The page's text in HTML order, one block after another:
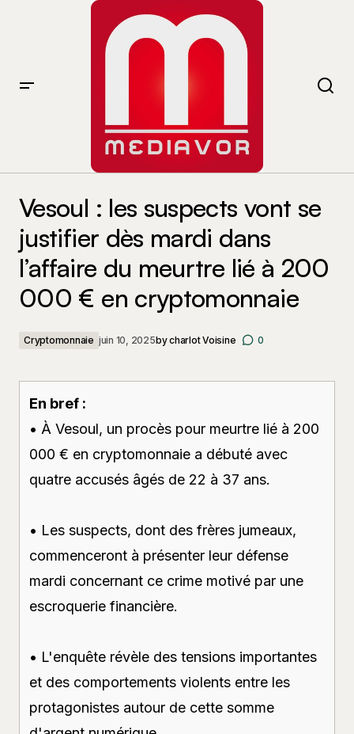
Vesoul : les suspects vont se
justifier dès mardi dans
l’affaire du meurtre lié à 200
000 € en cryptomonnaie
Cryptomonnaie juin 10, 2025bycharlot Voisine 0
En bref :
• À Vesoul, un procès pour meurtre lié à 200
000 € en cryptomonnaie a débuté avec
quatre accusés âgés de 22 à 37 ans.
• Les suspects, dont des frères jumeaux,
commenceront à présenter leur défense
mardi concernant ce crime motivé par une
escroquerie financière.
• L'enquête révèle des tensions importantes
et des comportements violents entre les
protagonistes autour de cette somme